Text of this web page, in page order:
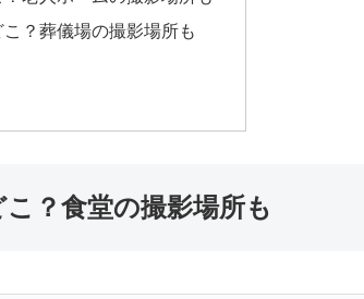
？葬儀場の撮影場所も
？食堂の撮影場所も